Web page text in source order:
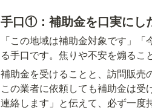
手口①：補助金を口実にし
「この地域は補助金対象です」
る手口です。焦りや不安を煽るこ
補助金を受けることと、訪問販売
この業者に依頼しても補助金は
連絡します」と伝えて、必ず一度